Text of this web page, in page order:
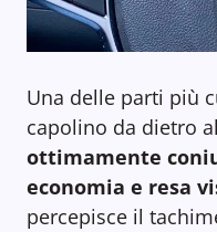
Una delle parti più
capolino da dietro
ottimamente
economia e resa
percepisce il